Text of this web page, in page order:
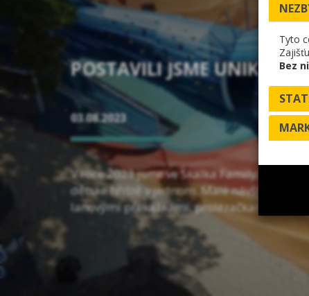
POSTAVILI JSME UNIKÁTNÍ
03.08.2023
V roce 2023 jsme ve Skalka Family Park
dětské hřiště v jednom. Malé návštěvníky
lanovými překážkami, prolézačkami,
Tyto
Bez